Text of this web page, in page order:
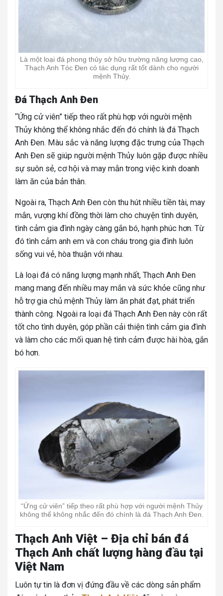
Là một loại đá phong thủy sở hữu trường năng lượng cao,
Thạch Anh Tóc Đen có tác dụng rất tốt dành cho người
mệnh Thủy.
Đá Thạch Anh Đen
“Ứng cử viên” tiếp theo rất phù hợp với người mệnh
Thủy không thể không nhắc đến đó chính là đá Thạch
Anh Đen. Màu sắc và năng lượng đặc trưng của Thạch
Anh Đen sẽ giúp người mệnh Thủy luôn gặp được nhiều
sự suôn sẻ, cơ hội và may mắn trong việc kinh doanh
làm ăn của bản thân.
Ngoài ra, Thạch Anh Đen còn thu hút nhiều tiền tài, may
mắn, vượng khí đồng thời làm cho chuyện tình duyên,
tình cảm gia đình ngày càng gắn bó, hạnh phúc hơn. Từ
đó tình cảm anh em và con cháu trong gia đình luôn
sống vui vẻ, hòa thuận với nhau.
Là loại đá có năng lượng mạnh nhất, Thạch Anh Đen
mang mang đến nhiều may mắn và sức khỏe cũng như
hỗ trợ gia chủ mệnh Thủy làm ăn phát đạt, phát triển
thành công. Ngoài ra loại đá Thạch Anh Đen này còn rất
tốt cho tình duyên, góp phần cải thiện tình cảm gia đình
và làm cho các mối quan hệ tình cảm được hài hòa, gắn
bó hơn.
“Ứng cử viên” tiếp theo rất phù hợp với người mệnh Thủy
không thể không nhắc đến đó chính là đá Thạch Anh Đen.
Thạch Anh Việt – Địa chỉ bán đá
Thạch Anh chất lượng hàng đầu tại
Việt Nam
Luôn tự tin là đơn vị đứng đầu về các dòng sản phẩm